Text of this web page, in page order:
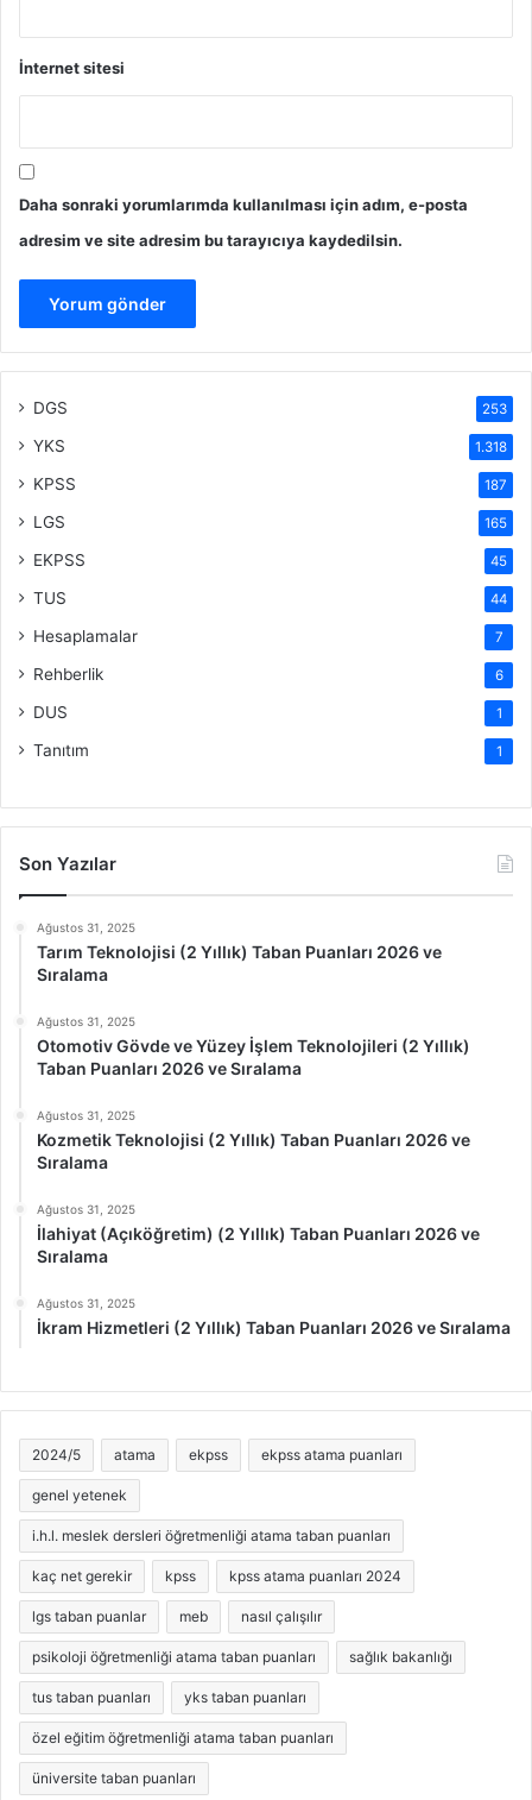
İnternet sitesi
Daha sonraki yorumlarımda kullanılması için adım, e-posta
adresim ve site adresim bu tarayıcıya kaydedilsin.
DGS 253
YKS 1.318
KPSS 187
LGS 165
EKPSS 45
TUS 44
Hesaplamalar 7
Rehberlik 6
DUS 1
Tanıtım 1
Son Yazılar
Ağustos 31, 2025
Tarım Teknolojisi (2 Yıllık) Taban Puanları 2026 ve
Sıralama
Ağustos 31, 2025
Otomotiv Gövde ve Yüzey İşlem Teknolojileri (2 Yıllık)
Taban Puanları 2026 ve Sıralama
Ağustos 31, 2025
Kozmetik Teknolojisi (2 Yıllık) Taban Puanları 2026 ve
Sıralama
Ağustos 31, 2025
İlahiyat (Açıköğretim) (2 Yıllık) Taban Puanları 2026 ve
Sıralama
Ağustos 31, 2025
İkram Hizmetleri (2 Yıllık) Taban Puanları 2026 ve Sıralama
2024/5 atama ekpss ekpss atama puanları
genel yetenek
i.h.l. meslek dersleri öğretmenliği atama taban puanları
kaç net gerekir kpss kpss atama puanları 2024
lgs taban puanlar meb nasıl çalışılır
psikoloji öğretmenliği atama taban puanları sağlık bakanlığı
tus taban puanları yks taban puanları
özel eğitim öğretmenliği atama taban puanları
üniversite taban puanları